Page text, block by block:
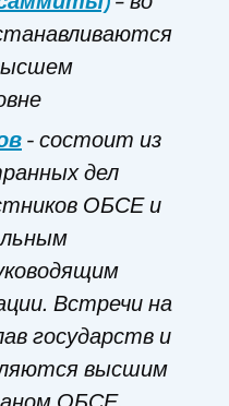
- состоит из
дел
ОБСЕ и
Встречи на
государств и
высшим